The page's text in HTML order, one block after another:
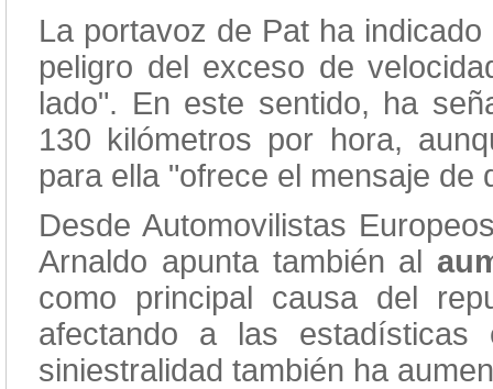
La portavoz de Pat ha
peligro del exceso de
lado". En este sentido, ha
130 kilómetros por hora,
para ella "ofrece el mensaje de
Desde Automovilistas
Arnaldo apunta también al
como principal causa del
afectando a las
siniestralidad también ha